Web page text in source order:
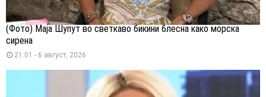
(Фото) Маја Шупут во светкаво бикини блесна како морска
сирена
21:01 - 6 август, 2026